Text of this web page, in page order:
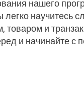
планирования
нашего
легко научитесь
товаром и
и начинайте с